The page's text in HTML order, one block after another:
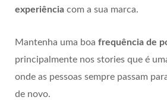
experiência com a sua marca.
Mantenha uma boa frequência de
principalmente nos stories que é
onde as pessoas sempre passam
de novo.